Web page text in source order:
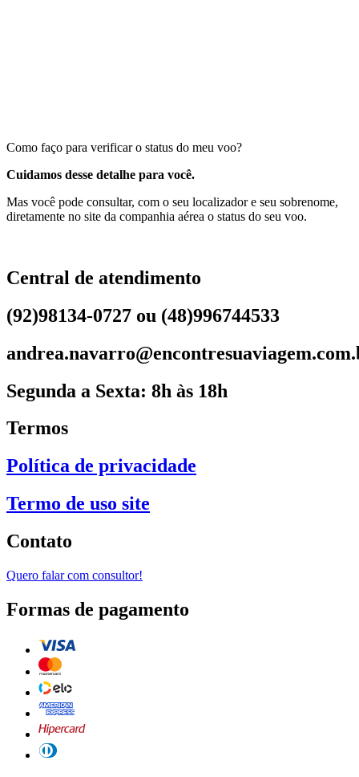
Como faço para verificar o status do meu voo?
Cuidamos desse detalhe para você.
Mas você pode consultar, com o seu localizador e seu sobrenome,
diretamente no site da companhia aérea o status do seu voo.
Central de atendimento
(92)98134-0727 ou (48)996744533
Segunda a Sexta: 8h às 18h
Termos
Política de privacidade
Termo de uso site
Contato
Quero falar com consultor!
Formas de pagamento